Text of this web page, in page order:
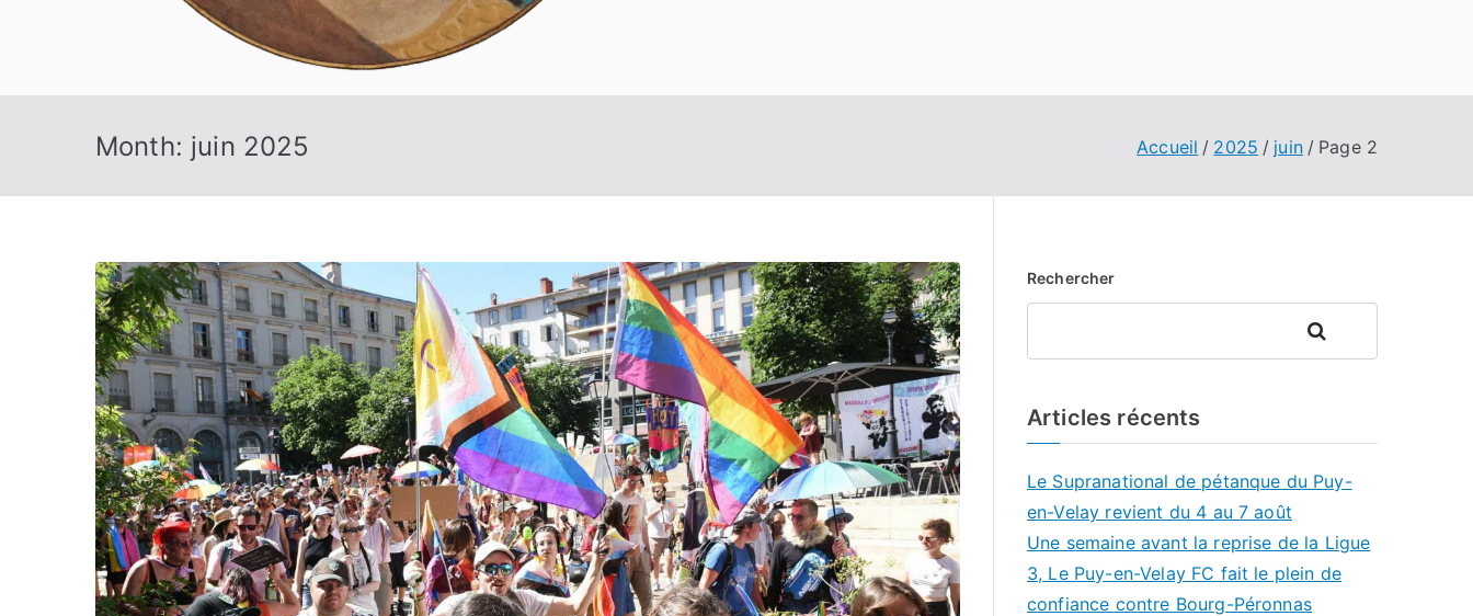
Month: juin 2025 Accueil 2025 juin Page 2
Rechercher
Rechercher
Articles récents
Le Supranational de pétanque du Puy-
en-Velay revient du 4 au 7 août
Une semaine avant la reprise de la Ligue
3, Le Puy-en-Velay FC fait le plein de
confiance contre Bourg-Péronnas